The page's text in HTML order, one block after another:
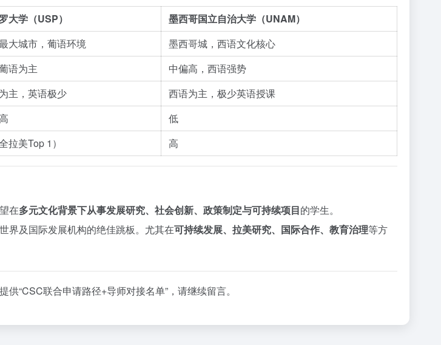
大学（USP）
墨西哥国立自治大学（UNAM）
大城市，葡语环境
墨西哥城，西语文化核心
语为主
中偏高，西语强势
主，英语极少
西语为主，极少英语授课
低
拉美Top 1） 高
在多元文化背景下从事发展研究、社会创新、政策制定与可持续项目的学生。
界及国际发展机构的绝佳跳板。尤其在可持续发展、拉美研究、国际合作、教育治理等方
“CSC联合申请路径+导师对接名单”，请继续留言。